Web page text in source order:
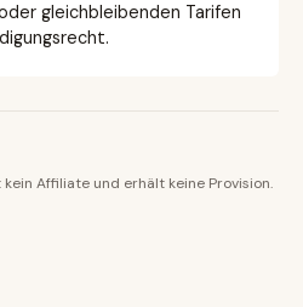
gleichbleibenden Tarifen
Affiliate und erhält keine Provision.